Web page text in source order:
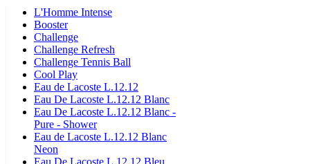
L'Homme Intense
Booster
Challenge
Challenge Refresh
Challenge Tennis Ball
Cool Play
Eau de Lacoste L.12.12
Eau De Lacoste L.12.12 Blanc
Eau De Lacoste L.12.12 Blanc -
Pure - Shower
Eau de Lacoste L.12.12 Blanc
Neon
Eau De Lacoste L.12.12 Bleu